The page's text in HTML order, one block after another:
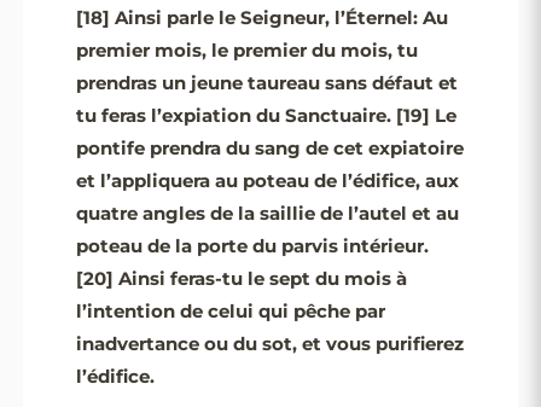
[18]Ainsi parle le Seigneur, l’Éternel: Au
premier mois, le premier du mois, tu
prendras un jeune taureau sans défaut et
tu feras l’expiation du Sanctuaire. [19] Le
pontife prendra du sang de cet expiatoire
et l’appliquera au poteau de l’édifice, aux
quatre angles de la saillie de l’autel et au
poteau de la porte du parvis intérieur.
[20]Ainsi feras-tu le sept du mois à
l’intention de celui qui pêche par
inadvertance ou du sot, et vous purifierez
l’édifice.